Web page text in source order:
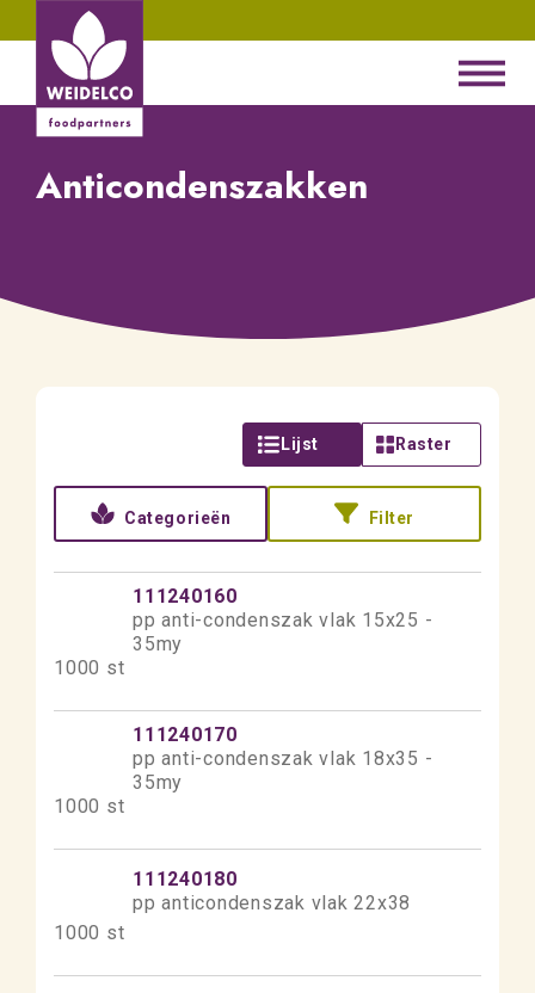
Anticondenszakken
Lijst Raster
Categorieën Filter
111240160
pp anti-condenszak vlak 15x25 -
35my
1000 st
111240170
pp anti-condenszak vlak 18x35 -
35my
1000 st
111240180
pp anticondenszak vlak 22x38
1000 st